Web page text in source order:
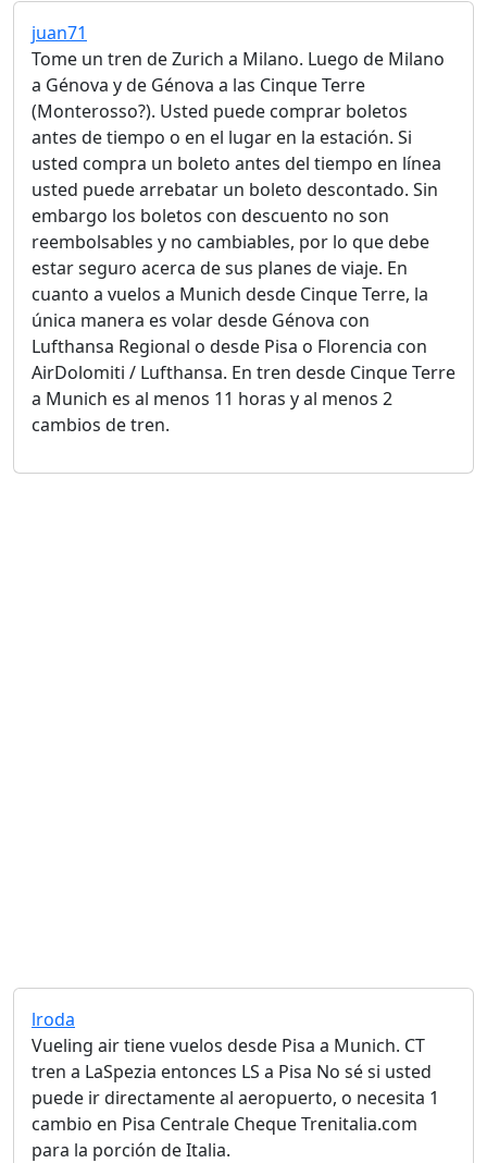
juan71
Tome un tren de Zurich a Milano. Luego de Milano
a Génova y de Génova a las Cinque Terre
(Monterosso?). Usted puede comprar boletos
antes de tiempo o en el lugar en la estación. Si
usted compra un boleto antes del tiempo en línea
usted puede arrebatar un boleto descontado. Sin
embargo los boletos con descuento no son
reembolsables y no cambiables, por lo que debe
estar seguro acerca de sus planes de viaje. En
cuanto a vuelos a Munich desde Cinque Terre, la
única manera es volar desde Génova con
Lufthansa Regional o desde Pisa o Florencia con
AirDolomiti / Lufthansa. En tren desde Cinque Terre
a Munich es al menos 11 horas y al menos 2
cambios de tren.
lroda
Vueling air tiene vuelos desde Pisa a Munich. CT
tren a LaSpezia entonces LS a Pisa No sé si usted
puede ir directamente al aeropuerto, o necesita 1
cambio en Pisa Centrale Cheque Trenitalia.com
para la porción de Italia.